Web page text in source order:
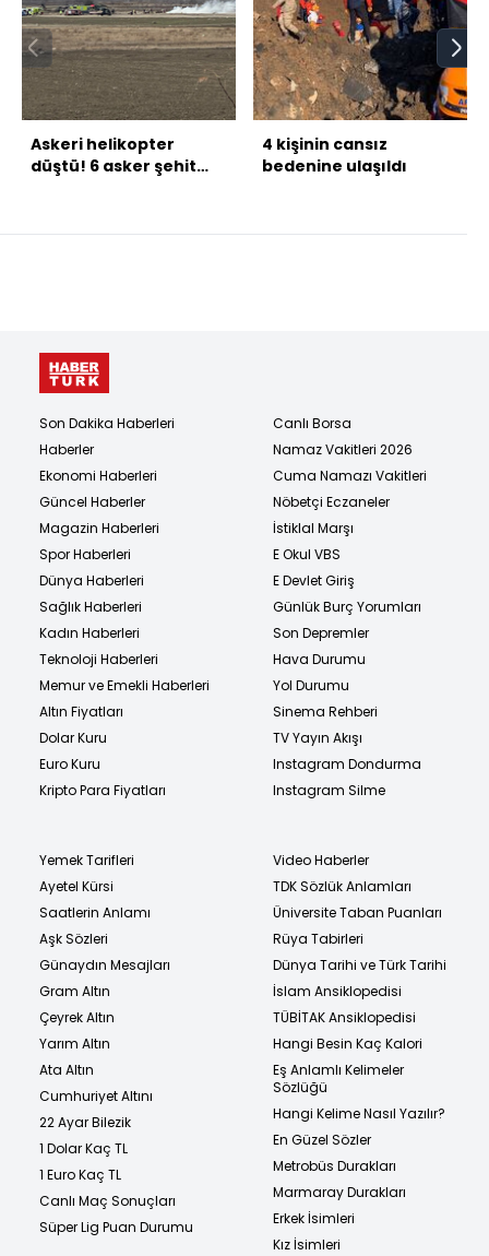
Askeri helikopter
düştü! 6 asker şehit
4 kişinin cansız
bedenine ulaşıldı
Son Dakika Haberleri
Haberler
Ekonomi Haberleri
Güncel Haberler
Magazin Haberleri
Spor Haberleri
Dünya Haberleri
Sağlık Haberleri
Kadın Haberleri
Teknoloji Haberleri
Memur ve Emekli Haberleri
Altın Fiyatları
Dolar Kuru
Euro Kuru
Kripto Para Fiyatları
Canlı Borsa
Namaz Vakitleri 2026
Cuma Namazı Vakitleri
Nöbetçi Eczaneler
İstiklal Marşı
E Okul VBS
E Devlet Giriş
Günlük Burç Yorumları
Son Depremler
Hava Durumu
Yol Durumu
Sinema Rehberi
TV Yayın Akışı
Instagram Dondurma
Instagram Silme
Yemek Tarifleri
Ayetel Kürsi
Saatlerin Anlamı
Aşk Sözleri
Günaydın Mesajları
Gram Altın
Çeyrek Altın
Yarım Altın
Ata Altın
Cumhuriyet Altını
22 Ayar Bilezik
1 Dolar Kaç TL
1 Euro Kaç TL
Canlı Maç Sonuçları
Süper Lig Puan Durumu
Video Haberler
TDK Sözlük Anlamları
Üniversite Taban Puanları
Rüya Tabirleri
Dünya Tarihi ve Türk Tarihi
İslam Ansiklopedisi
TÜBİTAK Ansiklopedisi
Hangi Besin Kaç Kalori
Eş Anlamlı Kelimeler
Sözlüğü
Hangi Kelime Nasıl Yazılır?
En Güzel Sözler
Metrobüs Durakları
Marmaray Durakları
Erkek İsimleri
Kız İsimleri